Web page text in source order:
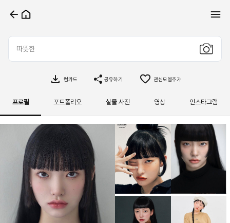
컴카드 공유하기 관심모델추가
프로필 포트폴리오 실물 사진 영상 인스타그램